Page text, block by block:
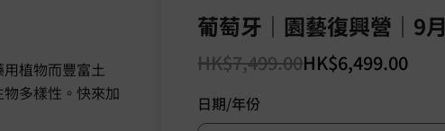
植物而豐富土
多樣性。快來加
葡萄牙｜園藝復興營｜9月
HK$7,499.00HK$6,499.00
日期/年份